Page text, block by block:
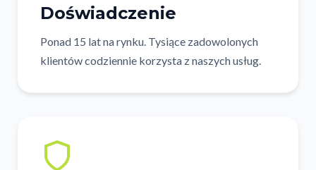
Doświadczenie
Ponad 15 lat na rynku. Tysiące zadowolonych
klientów codziennie korzysta z naszych usług.